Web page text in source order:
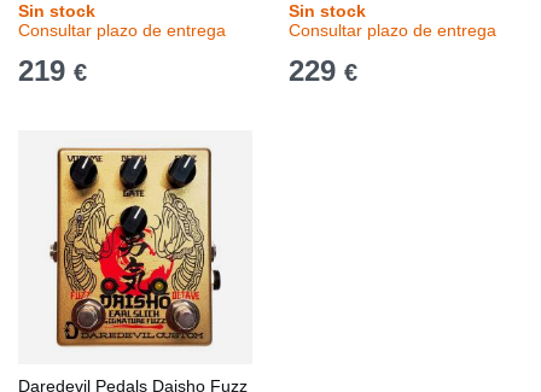
Sin stock
Consultar plazo de entrega
219 €
Sin stock
Consultar plazo de entrega
229 €
Daredevil Pedals Daisho Fuzz